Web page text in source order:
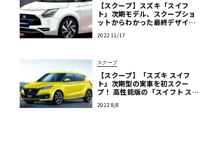
【スクープ】スズキ「スイフ
ト」次期モデル、スクープショ
ットからわかった最終デザイン
2022 11/17
スクープ
【スクープ】「スズキ スイフ
ト」次期型の実車を初スクー
プ！ 高性能版の「スイフト スポ
2022 8/8